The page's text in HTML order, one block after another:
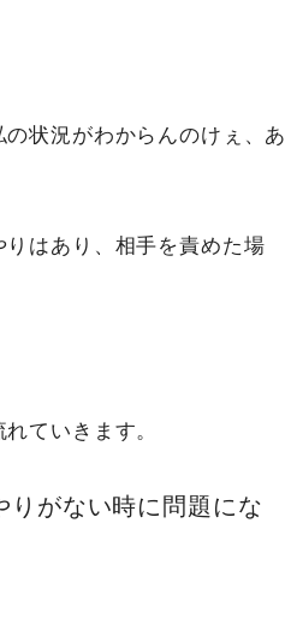
状況がわからんのけぇ、あ
はあり、相手を責めた場
ていきます。
りがない時に問題にな